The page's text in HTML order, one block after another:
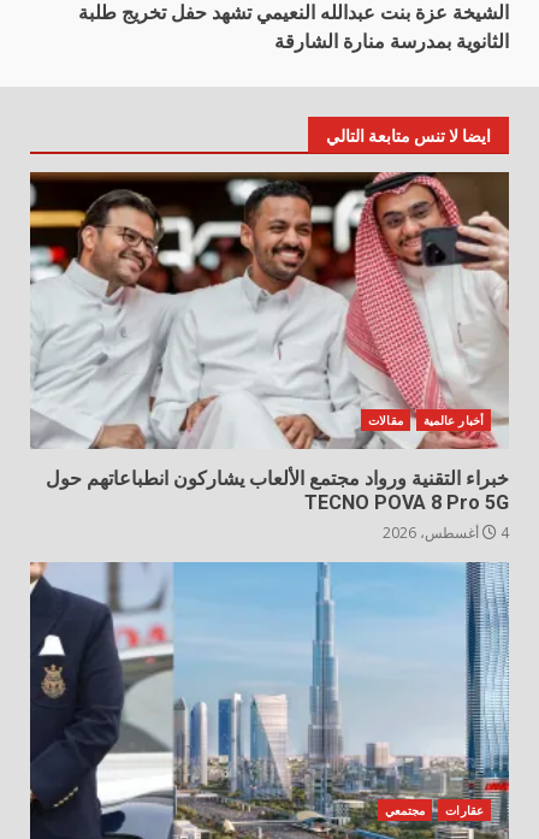
الشيخة عزة بنت عبدالله النعيمي تشهد حفل تخريج طلبة
الثانوية بمدرسة منارة الشارقة
ايضا لا تنس متابعة التالي
أخبار عالمية مقالات
خبراء التقنية ورواد مجتمع الألعاب يشاركون انطباعاتهم حول
TECNO POVA 8 Pro 5G
4 أغسطس، 2026
عقارات مجتمعي